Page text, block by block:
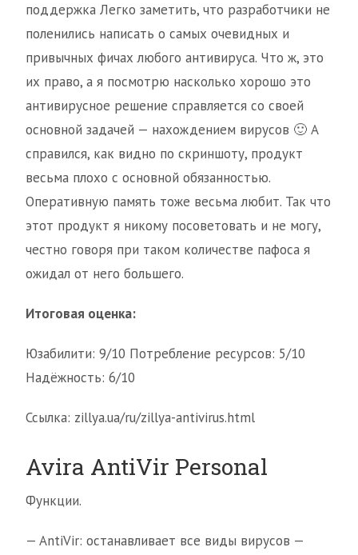
поддержка Легко заметить, что разработчики не
поленились написать о самых очевидных и
привычных фичах любого антивируса. Что ж, это
их право, а я посмотрю насколько хорошо это
антивирусное решение справляется со своей
основной задачей — нахождением вирусов 🙂 А
справился, как видно по скриншоту, продукт
весьма плохо с основной обязанностью.
Оперативную память тоже весьма любит. Так что
этот продукт я никому посоветовать и не могу,
честно говоря при таком количестве пафоса я
ожидал от него большего.
Итоговая оценка:
Юзабилити: 9/10 Потребление ресурсов: 5/10
Надёжность: 6/10
Ссылка: zillya.ua/ru/zillya-antivirus.html
Avira AntiVir Personal
Функции.
— AntiVir: останавливает все виды вирусов —